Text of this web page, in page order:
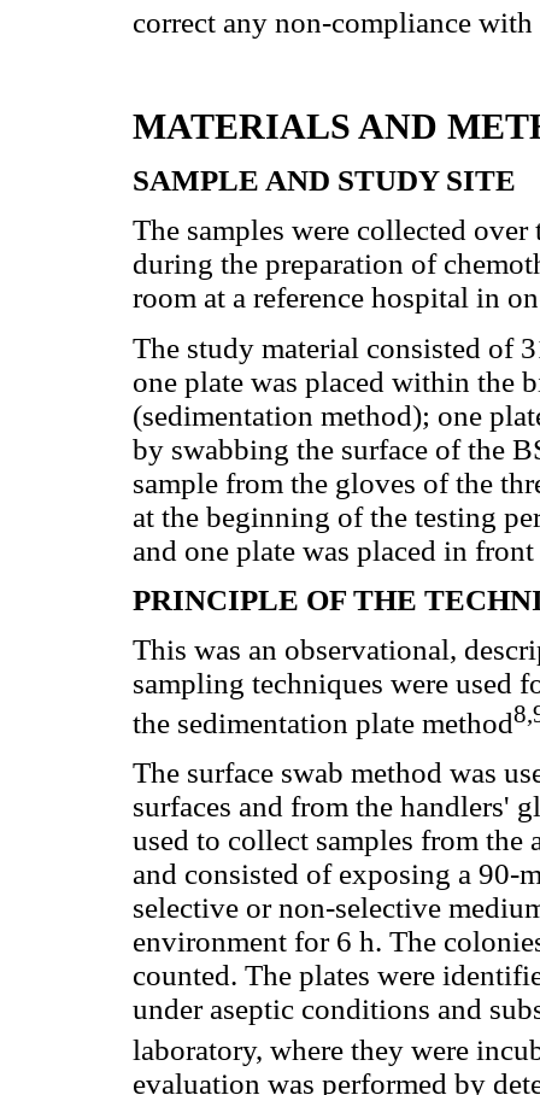
correct any non-compliance
MATERIALS AND
SAMPLE AND STUDY SITE
The samples were collected
during the preparation of
room at a reference hospital in
The study material consisted of
one plate was placed within the
(sedimentation method); one
by swabbing the surface of the
sample from the gloves of the
at the beginning of the testing
and one plate was placed in
PRINCIPLE OF THE
This was an observational,
sampling techniques were
the sedimentation plate method
The surface swab method was
surfaces and from the handlers'
used to collect samples from
and consisted of exposing a 90-
selective or non-selective
environment for 6 h. The
counted. The plates were
under aseptic conditions and
laboratory, where they were
evaluation was performed by